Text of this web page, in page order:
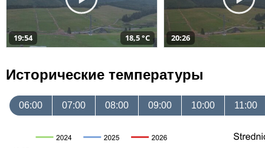
19:54 18,5 °C 20:26
Исторические температуры
06:00 07:00 08:00 09:00 10:00 11:00